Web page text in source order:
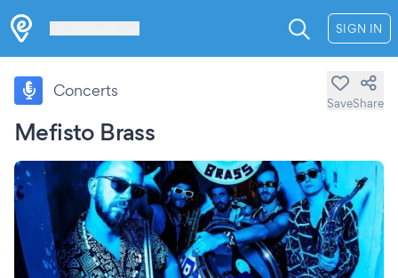
SIGN IN
Mefisto Brass
Concerts
SaveShare